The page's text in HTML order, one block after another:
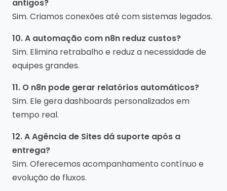
antigos?
Sim. Criamos conexões até com sistemas legados.
10. A automação com n8n reduz custos?
Sim. Elimina retrabalho e reduz a necessidade de
equipes grandes.
11. O n8n pode gerar relatórios automáticos?
Sim. Ele gera dashboards personalizados em
tempo real.
12. A Agência de Sites dá suporte após a
entrega?
Sim. Oferecemos acompanhamento contínuo e
evolução de fluxos.